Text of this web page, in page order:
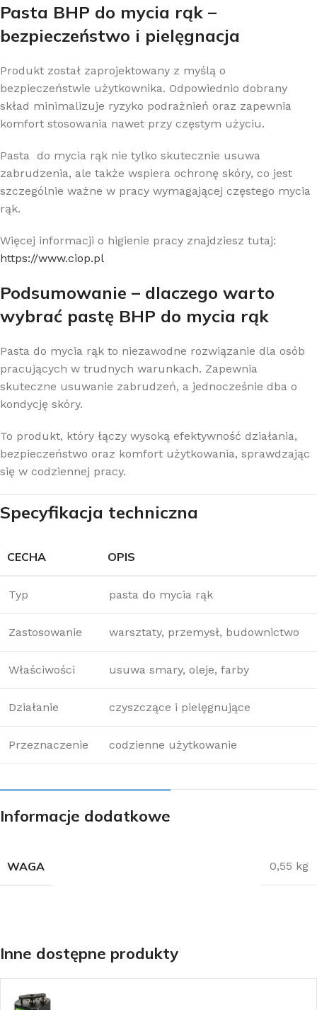
Pasta BHP do mycia rąk –
bezpieczeństwo i pielęgnacja
Produkt został zaprojektowany z myślą o
bezpieczeństwie użytkownika. Odpowiednio dobrany
skład minimalizuje ryzyko podrażnień oraz zapewnia
komfort stosowania nawet przy częstym użyciu.
Pasta do mycia rąk nie tylko skutecznie usuwa
zabrudzenia, ale także wspiera ochronę skóry, co jest
szczególnie ważne w pracy wymagającej częstego mycia
rąk.
Więcej informacji o higienie pracy znajdziesz tutaj:
https://www.ciop.pl
Podsumowanie – dlaczego warto
wybrać pastę BHP do mycia rąk
Pasta do mycia rąk to niezawodne rozwiązanie dla osób
pracujących w trudnych warunkach. Zapewnia
skuteczne usuwanie zabrudzeń, a jednocześnie dba o
kondycję skóry.
To produkt, który łączy wysoką efektywność działania,
bezpieczeństwo oraz komfort użytkowania, sprawdzając
się w codziennej pracy.
Specyfikacja techniczna
CECHA OPIS
Typ pasta do mycia rąk
Zastosowanie warsztaty, przemysł, budownictwo
Właściwości usuwa smary, oleje, farby
Działanie czyszczące i pielęgnujące
Przeznaczenie codzienne użytkowanie
Informacje dodatkowe
WAGA 0,55 kg
Inne dostępne produkty